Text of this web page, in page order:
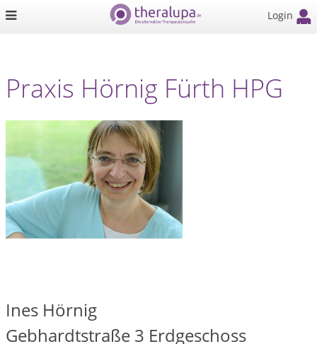
Login
Praxis Hörnig Fürth HPG
Ines Hörnig
Gebhardtstraße 3 Erdgeschoss